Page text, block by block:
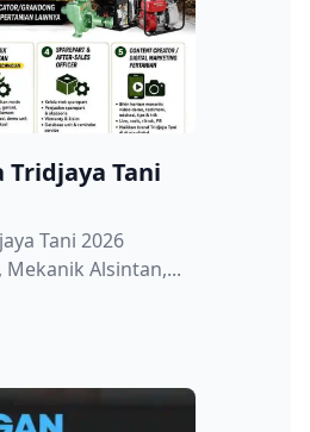
Tridjaya Tani
Tani 2026
Alsintan,...